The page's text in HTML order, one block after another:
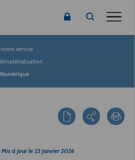
votre service
Mis à jour le23 janvier 2026